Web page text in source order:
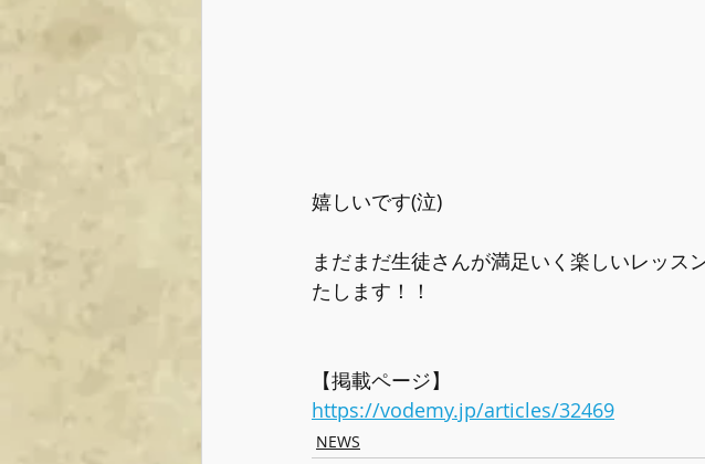
嬉しいです(泣)
まだまだ生徒さんが満足いく楽しいレッス
たします！！
【掲載ページ】
https://vodemy.jp/articles/32469
NEWS